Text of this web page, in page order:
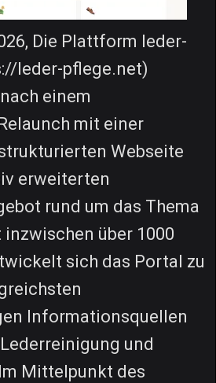
Die Plattform leder-
leder-pflege.net)
einem
mit einer
Webseite
erweiterten
rund um das Thema
über 1000
sich das Portal zu
Informationsquellen
und
Mittelpunkt des